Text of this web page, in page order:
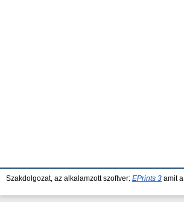
Szakdolgozat, az alkalamzott szoftver: EPrints 3 amit a